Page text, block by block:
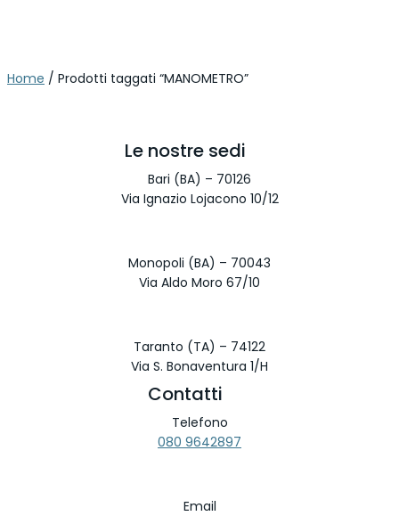
Home / Prodotti taggati “MANOMETRO”
Le nostre sedi
Bari (BA) – 70126
Via Ignazio Lojacono 10/12
Monopoli (BA) – 70043
Via Aldo Moro 67/10
Taranto (TA) – 74122
Via S. Bonaventura 1/H
Contatti
Telefono
080 9642897
Email